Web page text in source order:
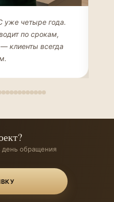
четыре года.
по срокам,
клиенты всегда
день обращения